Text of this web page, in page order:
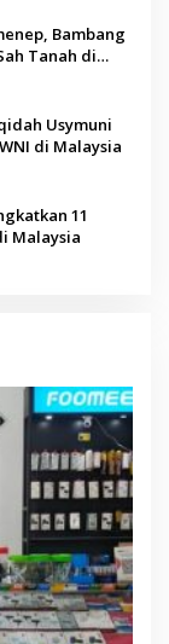
Bambang
Tanah di
Usymuni
di Malaysia
11
Malaysia